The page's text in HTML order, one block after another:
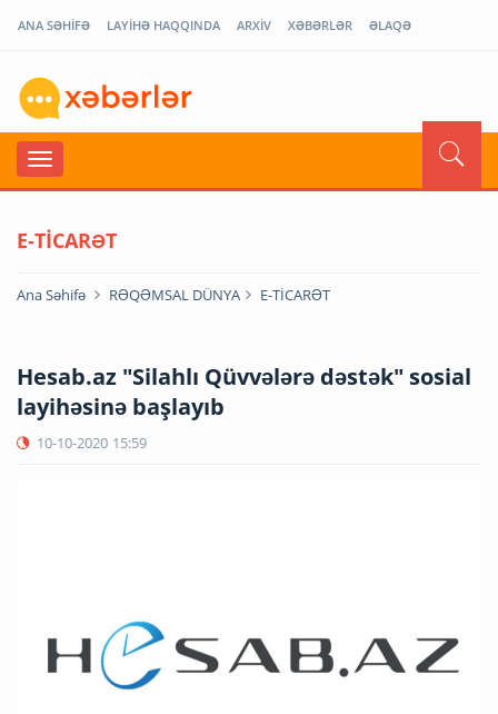
ANA SƏHİFƏ LAYİHƏ HAQQINDA ARXİV XƏBƏRLƏR ƏLAQƏ
E-TİCARƏT
Ana Səhifə RƏQƏMSAL DÜNYA E-TİCARƏT
Hesab.az "Silahlı Qüvvələrə dəstək" sosial
layihəsinə başlayıb
10-10-2020 15:59